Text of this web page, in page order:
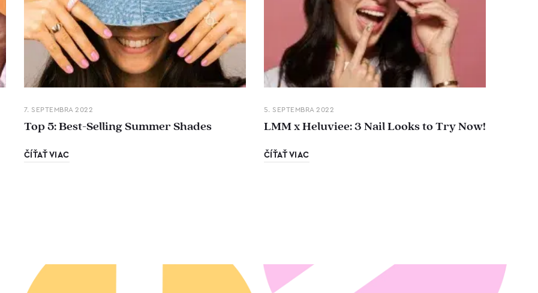
7. SEPTEMBRA 2022
Top 5: Best-Selling Summer Shades
ČÍŤAŤ VIAC
5. SEPTEMBRA 2022
LMM x Heluviee: 3 Nail Looks to Try Now!
ČÍŤAŤ VIAC